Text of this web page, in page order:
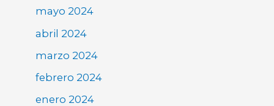
mayo 2024
abril 2024
marzo 2024
febrero 2024
enero 2024